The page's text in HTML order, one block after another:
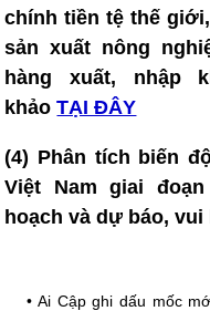
chính tiền tệ thế
sản xuất nông
hàng xuất, nhập
khảo TẠI ĐÂY
(4) Phân tích biến
Việt Nam giai
hoạch và dự báo,
•Ai Cập ghi dấu mốc